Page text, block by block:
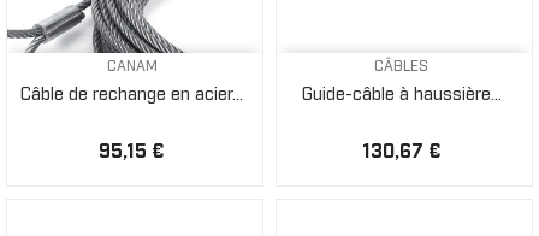
CANAM
Câble de rechange en acier...
95,15 €
CÂBLES
Guide-câble à haussière...
130,67 €